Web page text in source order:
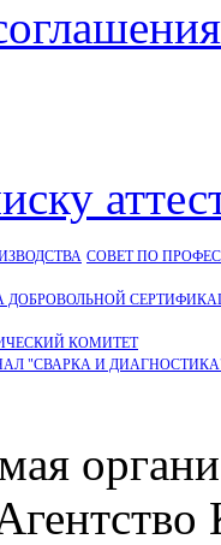
СОВЕТ ПО
ДОБРОВОЛЬНОЙ
КОМИТЕТ
"СВАРКА И